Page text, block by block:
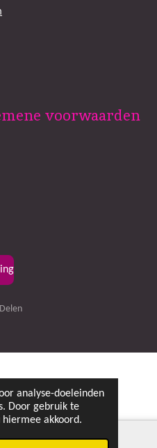
analyse-doeleinden
Door gebruik te
akkoord.
voorwaarden
Delen